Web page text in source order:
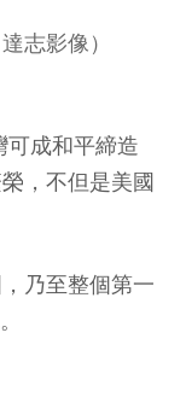
志影像）
可成和平締造
，不但是美國
乃至整個第一